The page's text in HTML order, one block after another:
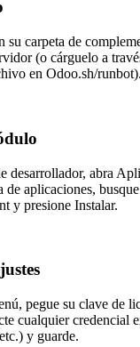
su carpeta de
(o cárguelo a
en Odoo.sh/runbot).
desarrollador, abra
de aplicaciones,
y presione Instalar.
pegue su clave de
cualquier credencial
y guarde.